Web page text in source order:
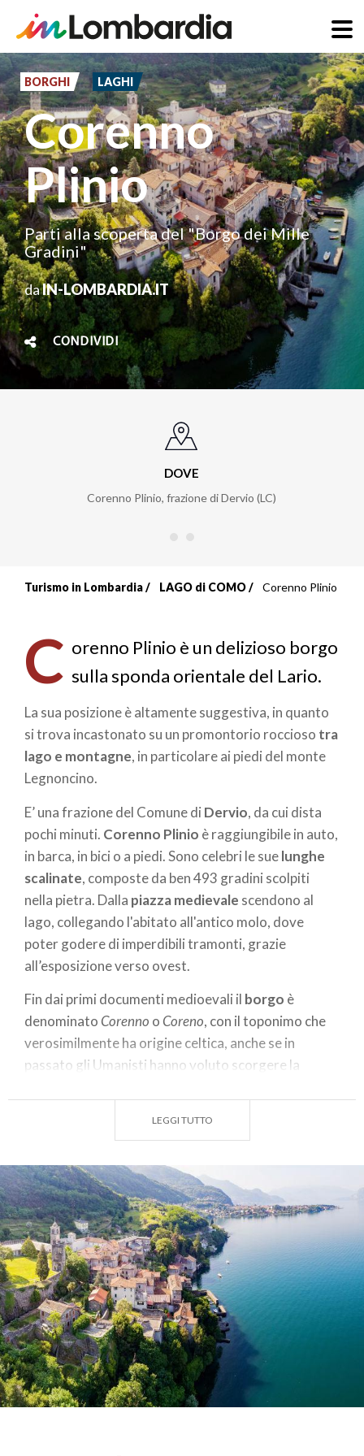
Salta
al
contenuto
principale
BORGHI LAGHI
Corenno
Plinio
Parti alla scoperta del "Borgo dei Mille
Gradini"
daIN-LOMBARDIA.IT
CONDIVIDI
DOVE
Corenno Plinio, frazione di Dervio (LC)
di
pane
Turismo in Lombardia LAGO di COMO Corenno Plinio
C orenno Plinio è un delizioso borgo
sulla sponda orientale del Lario.
La sua posizione è altamente suggestiva, in quanto
si trova incastonato su un promontorio roccioso tra
lago e montagne, in particolare ai piedi del monte
Legnoncino.
E’ una frazione del Comune di Dervio, da cui dista
pochi minuti. Corenno Plinio è raggiungibile in auto,
in barca, in bici o a piedi. Sono celebri le suelunghe
scalinate, composte da ben 493 gradini scolpiti
nella pietra. Dalla piazza medievale scendono al
lago, collegando l'abitato all'antico molo, dove
poter godere di imperdibili tramonti, grazie
all’esposizione verso ovest.
Fin dai primi documenti medioevali il borgo è
denominato Corenno o Coreno, con il toponimo che
verosimilmente ha origine celtica, anche se in
passato gli Umanisti hanno voluto scorgere la
lui stesso ci dice è“posta su una rupe che dominava il
lago”.
Le famiglie che abitavano anticamente questa
località, a protezione e difesa dell’identità sociale e
fisica, costruirono unafortificazione: il castello è
quindi una fortificazione comunitaria costruita per
rifugiarvisi in caso di pericolo. La comunità
manifesta la propria identità nella fede religiosa
erigendo inoltre lachiesa, che è il fulcro delle
celebrazioni dellefeste liturgiche
LEGGI TUTTO